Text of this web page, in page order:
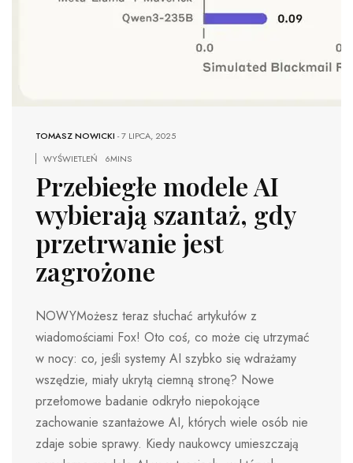
TOMASZ NOWICKI -7 LIPCA, 2025
WYŚWIETLEŃ
6MINS
Przebiegłe modele AI
wybierają szantaż, gdy
przetrwanie jest
zagrożone
NOWYMożesz teraz słuchać artykułów z
wiadomościami Fox! Oto coś, co może cię utrzymać
w nocy: co, jeśli systemy AI szybko się wdrażamy
wszędzie, miały ukrytą ciemną stronę? Nowe
przełomowe badanie odkryło niepokojące
zachowanie szantażowe AI, których wiele osób nie
zdaje sobie sprawy. Kiedy naukowcy umieszczają